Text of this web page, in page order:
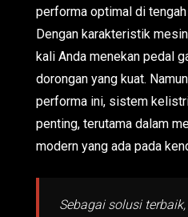
performa optimal di
Dengan karakteristik
kali Anda menekan pedal
dorongan yang kuat.
performa ini, sistem
penting, terutama dalam
modern yang ada pada
Sebagai solusi